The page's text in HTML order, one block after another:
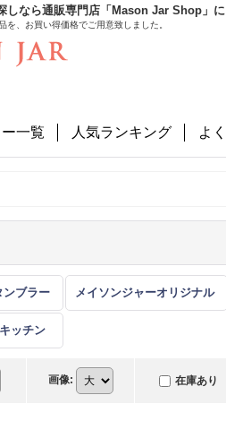
しなら通販専門店「Mason Jar Shop」に
を、お買い得価格でご用意致しました。
一覧 人気ランキング よ
ンブラー メイソンジャーオリジナル
ッチン
画像: 在庫あり